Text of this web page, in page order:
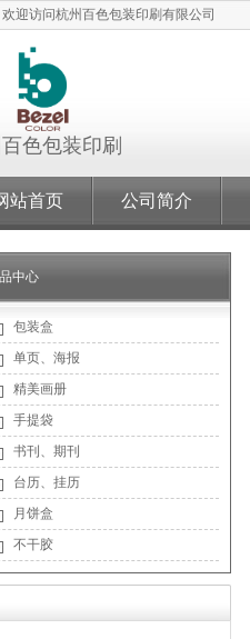
迎访问杭州百色包装印刷有限公司
色包装印刷
站首页 公司简介
中心
包装盒
单页、海报
精美画册
手提袋
书刊、期刊
台历、挂历
月饼盒
不干胶